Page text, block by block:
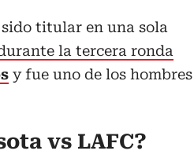
titular en una sola
la tercera ronda
y fue uno de los hombres
vs LAFC?